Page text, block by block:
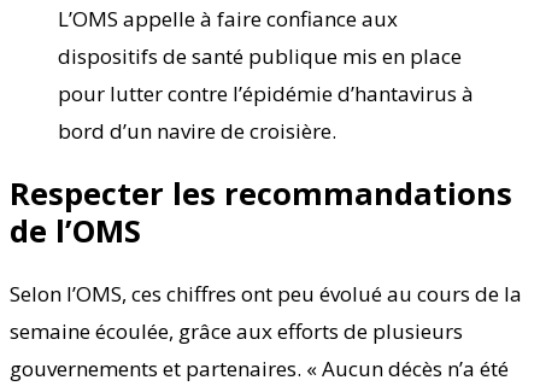
L’OMS appelle à faire confiance aux
dispositifs de santé publique mis en place
pour lutter contre l’épidémie d’hantavirus à
bord d’un navire de croisière.
Respecter les recommandations
de l’OMS
Selon l’OMS, ces chiffres ont peu évolué au cours de la
semaine écoulée, grâce aux efforts de plusieurs
gouvernements et partenaires. « Aucun décès n’a été